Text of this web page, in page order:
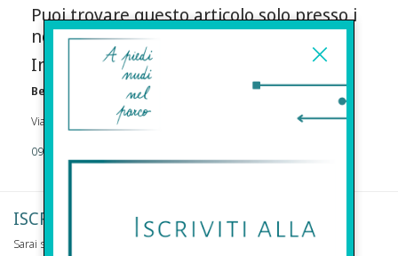
Puoi trovare questo articolo solo presso i
nostri punti vendita:
Info contatti
Before s.r.l.s.
Via Della Maestranza , 23 96100 Siracusa
09311962373
ISCRIVITI ALLA NEWSLETTER
Sarai sempre aggiornato su offerte e promozioni.